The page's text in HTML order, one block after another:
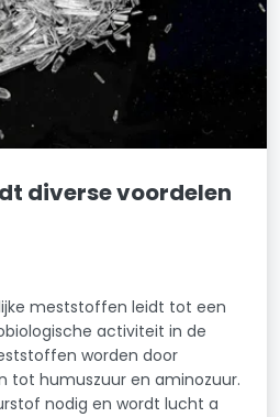
diverse voordelen
meststoffen leidt tot een
activiteit in de
worden door
tot humuszuur en aminozuur.
nodig en wordt lucht a